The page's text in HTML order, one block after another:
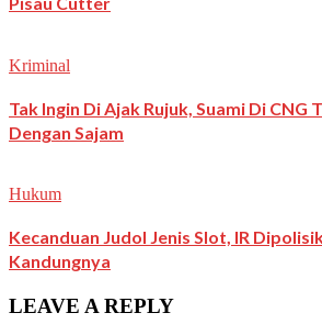
Kriminal
Tak Ingin Di Ajak Rujuk, Suami Di
Dengan Sajam
Hukum
Kecanduan Judol Jenis Slot, IR
Kandungnya
LEAVE A REPLY